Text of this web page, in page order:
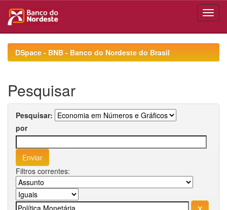
navigationDSpace - BNB - Banco do Nordeste do Brasil
Pesquisar
Pesquisar:
por
Filtros correntes: